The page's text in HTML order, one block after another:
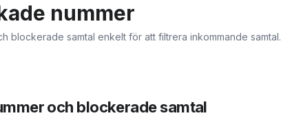
nummer
blockerade samtal enkelt för att filtrera inkommande samtal.
och blockerade samtal